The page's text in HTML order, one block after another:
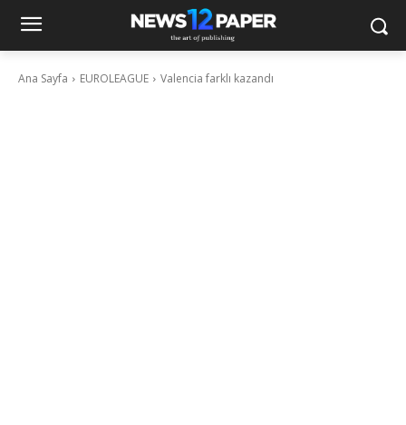
Ana Sayfa EUROLEAGUE Valencia farklı kazandı